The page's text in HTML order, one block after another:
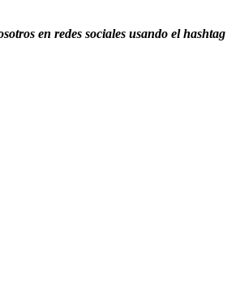
en redes sociales usando el hashtag